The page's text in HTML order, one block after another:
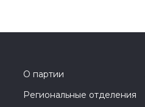
О партии
Региональные отделения